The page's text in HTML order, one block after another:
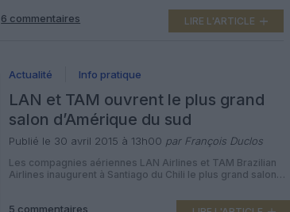
fin décembre et l’entrée en service début 2016. L’avionneur
européen a publié le 13 mai 2015 une photo de l’A350-900
MSN024 de la compagnie brésilienne dans la FAL Roger
6 commentaires LIRE L'ARTICLE
Actualité Info pratique
LAN et TAM ouvrent le plus grand
salon d’Amérique du sud
Publié le 30 avril 2015 à 13h00 par François Duclos
Les compagnies aériennes LAN Airlines et TAM Brazilian
Airlines inaugurent à Santiago du Chili le plus grand salon
2170 m². Quatrième salon VIP inauguré par les compagnies
5 commentaires